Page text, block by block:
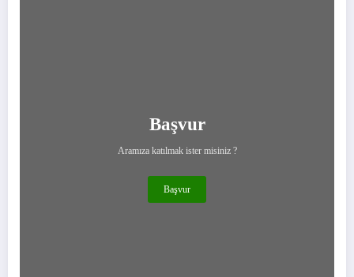
Başvur
Aramıza katılmak ister misiniz ?
Başvur